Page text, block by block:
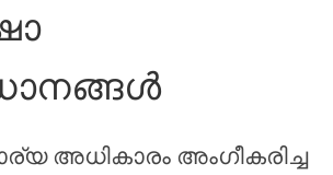
അധികാരം അംഗീകരിച്ച